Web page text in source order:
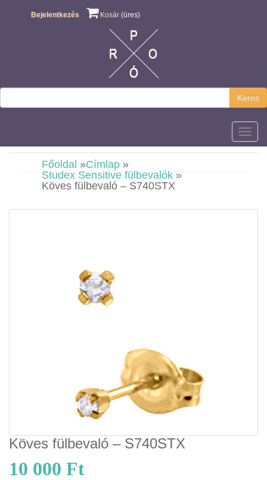
Bejelentkezés Kosár (üres)
Keres
Főoldal »Címlap »
Studex Sensitive fülbevalók »
Köves fülbevaló – S740STX
Köves fülbevaló – S740STX
10 000 Ft